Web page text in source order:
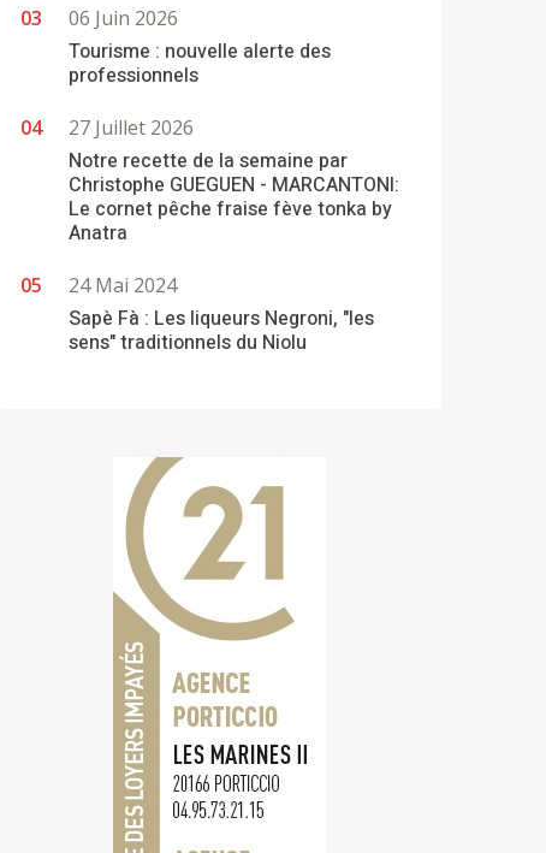
06 Juin 2026
Tourisme : nouvelle alerte des
professionnels
27 Juillet 2026
Notre recette de la semaine par
Christophe GUEGUEN - MARCANTONI:
Le cornet pêche fraise fève tonka by
Anatra
24 Mai 2024
Sapè Fà : Les liqueurs Negroni, "les
sens" traditionnels du Niolu